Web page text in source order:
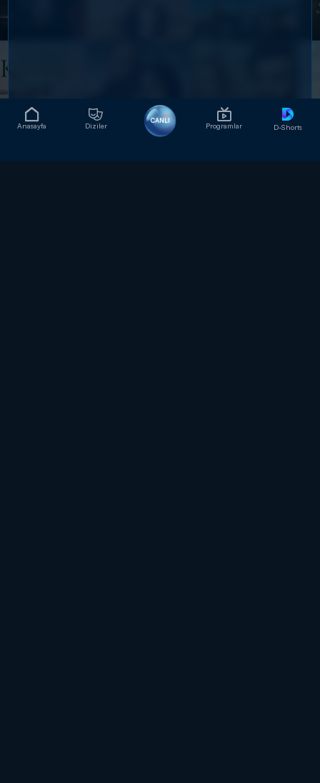
Anasayfa Diziler
CANLI
Programlar D-Shorts